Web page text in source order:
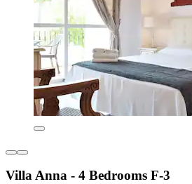
Villa Anna - 4 Bedrooms F-3